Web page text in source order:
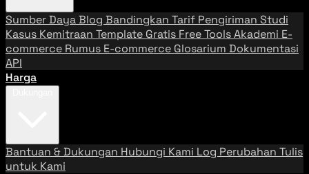
Sumber DayaBlog Bandingkan Tarif Pengiriman Studi
Kasus Kemitraan Template Gratis Free ToolsAkademi E-
commerce Rumus E-commerce Glosarium Dokumentasi
API
Harga
Bantuan & Dukungan Hubungi Kami Log Perubahan Tulis
untuk Kami